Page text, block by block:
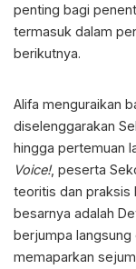
penting bagi
termasuk dalam
berikutnya.
Alifa menguraikan
diselenggarakan
hingga pertemuan
Voice!, peserta
teoritis dan praksis
besarnya adalah
berjumpa langsung
memaparkan